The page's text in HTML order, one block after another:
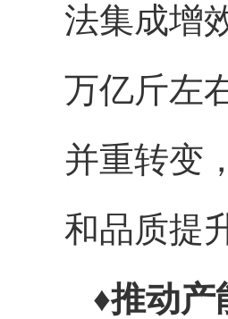
法集成增
万亿斤左
并重转变
和品质提
♦推动产